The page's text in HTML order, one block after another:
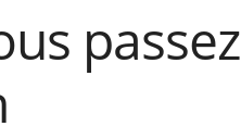
passez